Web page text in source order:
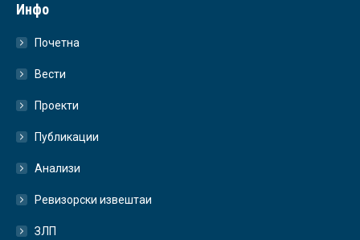
Инфо
Почетна
Вести
Проекти
Публикации
Анализи
Ревизорски извештаи
ЗЛП